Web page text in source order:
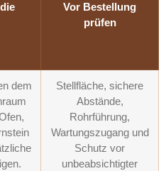
Vor Bestellung
prüfen
dem
Stellfläche, sichere
Abstände,
Rohrführung,
Wartungszugang und
Schutz vor
unbeabsichtigter